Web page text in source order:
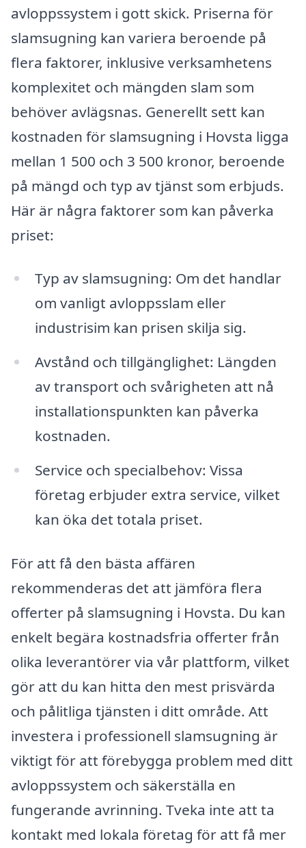
avloppssystem i gott skick. Priserna för
slamsugning kan variera beroende på
flera faktorer, inklusive verksamhetens
komplexitet och mängden slam som
behöver avlägsnas. Generellt sett kan
kostnaden för slamsugning i Hovsta ligga
mellan 1 500 och 3 500 kronor, beroende
på mängd och typ av tjänst som erbjuds.
Här är några faktorer som kan påverka
priset:
Typ av slamsugning: Om det handlar
om vanligt avloppsslam eller
industrisim kan prisen skilja sig.
Avstånd och tillgänglighet: Längden
av transport och svårigheten att nå
installationspunkten kan påverka
kostnaden.
Service och specialbehov: Vissa
företag erbjuder extra service, vilket
kan öka det totala priset.
För att få den bästa affären
rekommenderas det att jämföra flera
offerter på slamsugning i Hovsta. Du kan
enkelt begära kostnadsfria offerter från
olika leverantörer via vår plattform, vilket
gör att du kan hitta den mest prisvärda
och pålitliga tjänsten i ditt område. Att
investera i professionell slamsugning är
viktigt för att förebygga problem med ditt
avloppssystem och säkerställa en
fungerande avrinning. Tveka inte att ta
kontakt med lokala företag för att få mer